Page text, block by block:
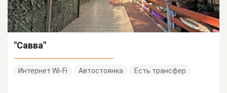
"Савва"
Интернет Wi-Fi Автостоянка Есть трансфер